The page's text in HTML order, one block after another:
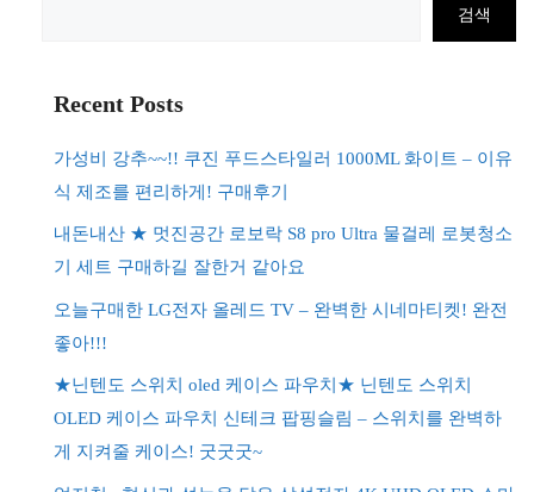
검색
Recent Posts
가성비 강추~~!! 쿠진 푸드스타일러 1000ML 화이트 – 이유
식 제조를 편리하게! 구매후기
내돈내산 ★ 멋진공간 로보락 S8 pro Ultra 물걸레 로봇청소
기 세트 구매하길 잘한거 같아요
오늘구매한 LG전자 올레드 TV – 완벽한 시네마티켓! 완전
좋아!!!
★닌텐도 스위치 oled 케이스 파우치★ 닌텐도 스위치
OLED 케이스 파우치 신테크 팝핑슬림 – 스위치를 완벽하
게 지켜줄 케이스! 굿굿굿~